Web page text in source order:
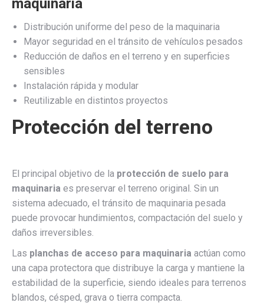
maquinaria
Distribución uniforme del peso de la maquinaria
Mayor seguridad en el tránsito de vehículos pesados
Reducción de daños en el terreno y en superficies
sensibles
Instalación rápida y modular
Reutilizable en distintos proyectos
Protección del terreno
El principal objetivo de la protección de suelo para
maquinaria es preservar el terreno original. Sin un
sistema adecuado, el tránsito de maquinaria pesada
puede provocar hundimientos, compactación del suelo y
daños irreversibles.
Las planchas de acceso para maquinaria actúan como
una capa protectora que distribuye la carga y mantiene la
estabilidad de la superficie, siendo ideales para terrenos
blandos, césped, grava o tierra compacta.